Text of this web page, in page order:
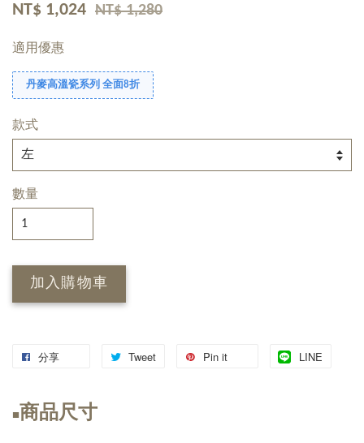
NT$ 1,024 NT$ 1,280
適用優惠
丹麥高溫瓷系列 全面8折
款式
數量
加入購物車
分享 Tweet Pin it LINE
■商品尺寸